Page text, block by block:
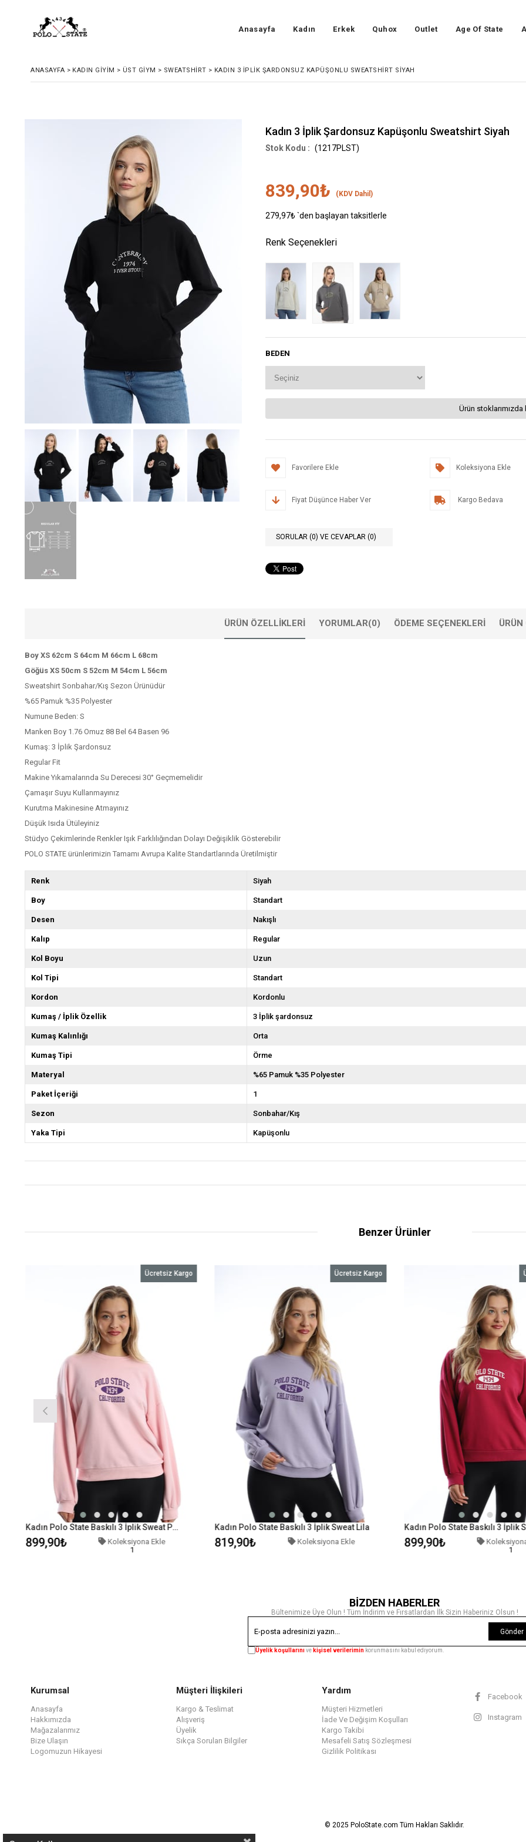
Anasayfa Kadın Erkek Quhox Outlet Age Of State
ANASAYFA > KADIN GIYIM > ÜST GIYM > SWEATSHIRT > KADIN 3 İPLIK ŞARDONSUZ KAPÜŞONLU SWEATSHIRT SIYAH
Kadın 3 İplik Şardonsuz Kapüşonlu Sweatshirt Siyah
(1217PLST)
839,90₺ (KDV Dahil)
279,97₺`den başlayan taksitlerle
Renk Seçenekleri
BEDEN
Ürün stoklarımızda
Favorilere Ekle Koleksiyona Ekle
Fiyat Düşünce Haber Ver Kargo Bedava
SORULAR (0) VE CEVAPLAR (0)
ÜRÜN ÖZELLIKLERI YORUMLAR(0) ÖDEME SEÇENEKLERI ÜRÜN
Boy XS 62cm S 64cm M 66cm L 68cm
Göğüs XS 50cm S 52cm M 54cm L 56cm
Sweatshirt Sonbahar/Kış Sezon Ürünüdür
%65 Pamuk %35 Polyester
Numune Beden: S
Manken Boy 1.76 Omuz 88 Bel 64 Basen 96
Kumaş: 3 İplik Şardonsuz
Regular Fit
Makine Yıkamalarında Su Derecesi 30° Geçmemelidir
Çamaşır Suyu Kullanmayınız
Kurutma Makinesine Atmayınız
Düşük Isıda Ütüleyiniz
Stüdyo Çekimlerinde Renkler Işık Farklılığından Dolayı Değişiklik Gösterebilir
POLO STATE ürünlerimizin Tamamı Avrupa Kalite Standartlarında Üretilmiştir
Renk Siyah
Boy Standart
Desen Nakışlı
Kalıp Regular
Kol Boyu Uzun
Kol Tipi Standart
Kordon Kordonlu
Kumaş / İplik Özellik 3 İplik şardonsuz
Kumaş Kalınlığı Orta
Kumaş Tipi Örme
Materyal %65 Pamuk %35 Polyester
Paket İçeriği 1
Sezon Sonbahar/Kış
Yaka Tipi Kapüşonlu
Benzer Ürünler
Kadın Polo State Baskılı 3 İplik Sweat Pembe
899,90₺ Koleksiyona Ekle
Ücretsiz Kargo
1
Kadın Polo State Baskılı 3 İplik Sweat Lila
819,90₺ Koleksiyona Ekle
Ücretsiz Kargo
899,90₺
1
BİZDEN HABERLER
Bültenimize Üye Olun ! Tüm İndirim ve Fırsatlardan İlk Sizin Haberiniz Olsun !
Gönder
Üyelik koşullarınıve kişisel verilerimin korunmasını kabul ediyorum.
Kurumsal
Anasayfa
Hakkımızda
Mağazalarımız
Bize Ulaşın
Logomuzun Hikayesi
Müşteri İlişkileri
Kargo & Teslimat
Alışveriş
Üyelik
Sıkça Sorulan Bilgiler
Yardım
Müşteri Hizmetleri
İade Ve Değişim Koşulları
Kargo Takibi
Mesafeli Satış Sözleşmesi
Gizlilik Politikası
Facebook
Instagram
© 2025 PoloState.com Tüm Hakları Saklıdır.